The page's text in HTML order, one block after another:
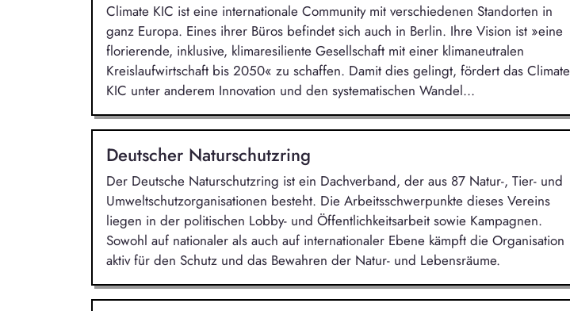
Climate KIC ist eine internationale Community mit verschiedenen Standorten in
ganz Europa. Eines ihrer Büros befindet sich auch in Berlin. Ihre Vision ist »eine
florierende, inklusive, klimaresiliente Gesellschaft mit einer klimaneutralen
Kreislaufwirtschaft bis 2050« zu schaffen. Damit dies gelingt, fördert das Climate
KIC unter anderem Innovation und den systematischen Wandel...
Deutscher Naturschutzring
Der Deutsche Naturschutzring ist ein Dachverband, der aus 87 Natur-, Tier- und
Umweltschutzorganisationen besteht. Die Arbeitsschwerpunkte dieses Vereins
liegen in der politischen Lobby- und Öffentlichkeitsarbeit sowie Kampagnen.
Sowohl auf nationaler als auch auf internationaler Ebene kämpft die Organisation
aktiv für den Schutz und das Bewahren der Natur- und Lebensräume.